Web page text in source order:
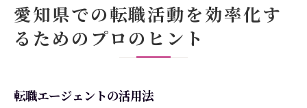
愛知県での転職活動を効率化す
るためのプロのヒント
転職エージェントの活用法